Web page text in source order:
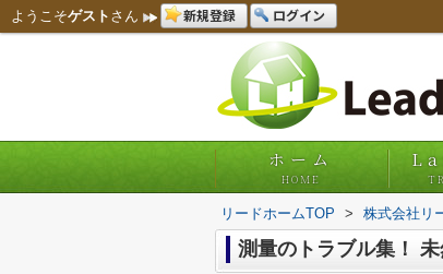
ようこそゲスト さん 新規登録 ログイン
ホーム
HOME
リードホームTOP > 株式会社リ
測量のトラブル集！